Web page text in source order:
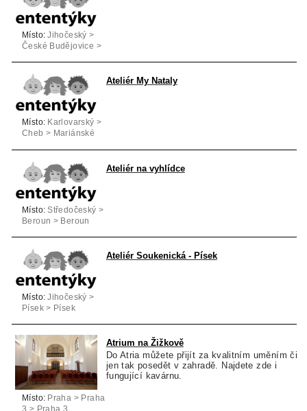
Místo: Jihočeský >
České Budějovice >
Ateliér My Nataly
Místo: Karlovarský >
Cheb > Mariánské
Ateliér na vyhlídce
Místo: Středočeský >
Beroun > Beroun
Ateliér Soukenická - Písek
Místo: Jihočeský >
Písek > Písek
Atrium na Žižkově
Do Atria můžete přijít za kvalitním uměním či
jen tak posedět v zahradě. Najdete zde i
fungující kavárnu.
Místo: Praha > Praha
3 > Praha 3